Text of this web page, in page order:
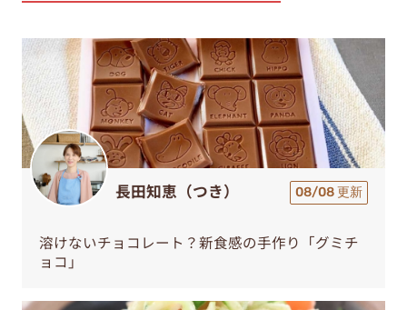
長田知恵（つき） 08/08 更新
溶けないチョコレート？新食感の手作り「グミチ
ョコ」